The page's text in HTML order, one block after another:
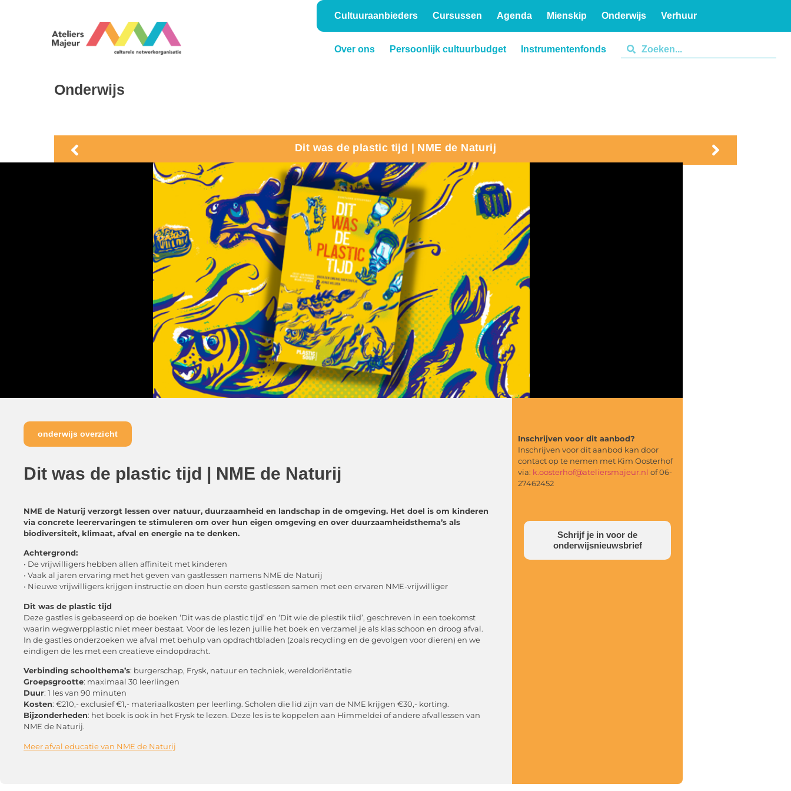
Cultuuraanbieders Cursussen Agenda Mienskip Onderwijs Verhuur
Over ons Persoonlijk cultuurbudget
Instrumentenfonds
Onderwijs
Dit was de plastic tijd | NME de Naturij
onderwijs overzicht
Dit was de plastic tijd | NME de Naturij
NME de Naturij verzorgt lessen over natuur, duurzaamheid en landschap in de omgeving. Het doel is om kinderen
via concrete leerervaringen te stimuleren om over hun eigen omgeving en over duurzaamheidsthema’s als
biodiversiteit, klimaat, afval en energie na te denken.
Achtergrond:
• De vrijwilligers hebben allen affiniteit met kinderen
• Vaak al jaren ervaring met het geven van gastlessen namens NME de Naturij
• Nieuwe vrijwilligers krijgen instructie en doen hun eerste gastlessen samen met een ervaren NME-vrijwilliger
Dit was de plastic tijd
Deze gastles is gebaseerd op de boeken ‘Dit was de plastic tijd’ en ‘Dit wie de plestik tiid’, geschreven in een toekomst
waarin wegwerpplastic niet meer bestaat. Voor de les lezen jullie het boek en verzamel je als klas schoon en droog afval.
In de gastles onderzoeken we afval met behulp van opdrachtbladen (zoals recycling en de gevolgen voor dieren) en we
eindigen de les met een creatieve eindopdracht.
Verbinding schoolthema’s: burgerschap, Frysk, natuur en techniek, wereldoriëntatie
Groepsgrootte: maximaal 30 leerlingen
Duur: 1 les van 90 minuten
Kosten: €210,- exclusief €1,- materiaalkosten per leerling. Scholen die lid zijn van de NME krijgen €30,- korting.
Bijzonderheden: het boek is ook in het Frysk te lezen. Deze les is te koppelen aan Himmeldei of andere afvallessen van
NME de Naturij.
Meer afval educatie van NME de Naturij
Inschrijven voor dit aanbod?
Inschrijven voor dit aanbod kan door
contact op te nemen met Kim Oosterhof
via: k.oosterhof@ateliersmajeur.nl of 06-
27462452
Schrijf je in voor de
onderwijsnieuwsbrief